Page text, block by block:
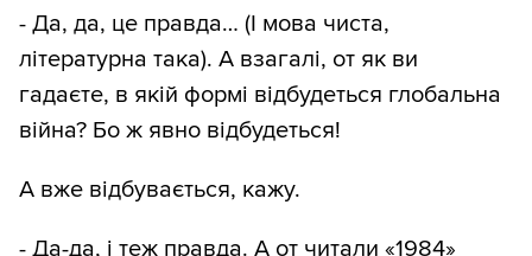
- Да, да, це правда… (І мова чиста,
літературна така). А взагалі, от як ви
гадаєте, в якій формі відбудеться глобальна
війна? Бо ж явно відбудеться!
А вже відбувається, кажу.
- Да-да, і теж правда. А от читали «1984»